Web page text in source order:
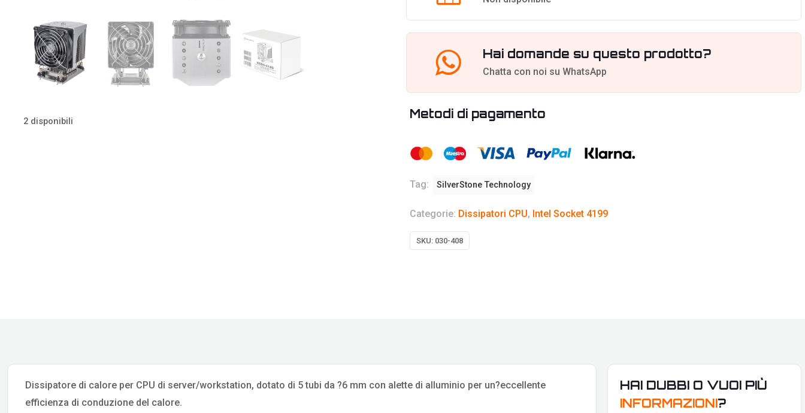
2 disponibili
Hai domande su questo prodotto?
Chatta con noi su WhatsApp
Metodi di pagamento
Tag: SilverStone Technology
Categorie: Dissipatori CPU, Intel Socket 4199
SKU: 030-408
Dissipatore di calore per CPU di server/workstation, dotato di 5 tubi da ?6 mm con alette di alluminio per un?eccellente
efficienza di conduzione del calore.
HAI DUBBI O VUOI PIÙ
INFORMAZIONI?